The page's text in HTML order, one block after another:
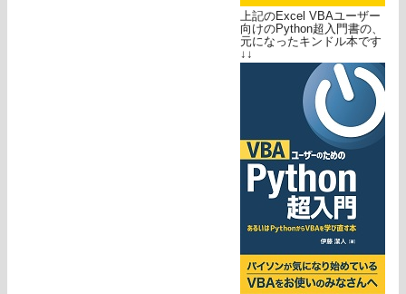
上記のExcel VBAユーザー
向けのPython超入門書の、
元になったキンドル本です
↓↓